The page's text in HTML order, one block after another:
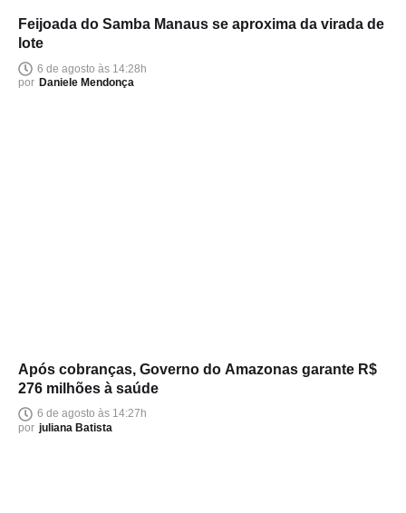
Feijoada do Samba Manaus se aproxima da virada de
lote
6 de agosto às 14:28h
por Daniele Mendonça
Após cobranças, Governo do Amazonas garante R$
276 milhões à saúde
6 de agosto às 14:27h
por juliana Batista